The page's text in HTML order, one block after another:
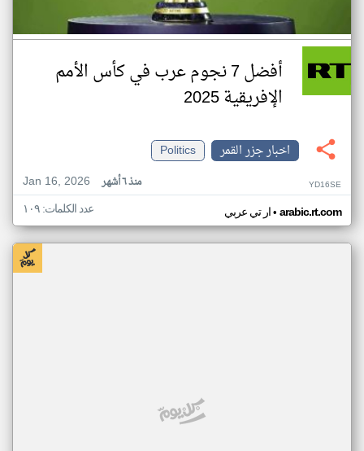
أفضل 7 نجوم عرب في كأس الأمم
الإفريقية 2025
اخبار جزر القمر
Politics
Jan 16, 2026
منذ ٦ أشهر YD16SE
ار تي عربي• arabic.rt.com عدد الكلمات: ١٠٩